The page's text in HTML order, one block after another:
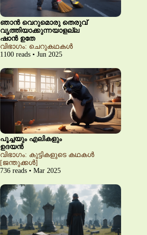
ഞാൻ വെറുമൊരു തെരുവ്
വൃത്തിയാക്കുന്നയാളല്ല
ഷാൻ ഉതേ
വിഭാഗം: ചെറുകഥകൾ
1100 reads • Jun 2025
പൂച്ചയും എലികളും
ഉദയൻ
വിഭാഗം: കുട്ടികളുടെ കഥകൾ
[ജന്തുക്കൾ]
736 reads • Mar 2025